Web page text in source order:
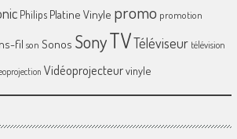
Philips Platine Vinyle promo promotion
fil son Sonos SonyTVTéléviseur télévision
Vidéoprojecteurvinyle